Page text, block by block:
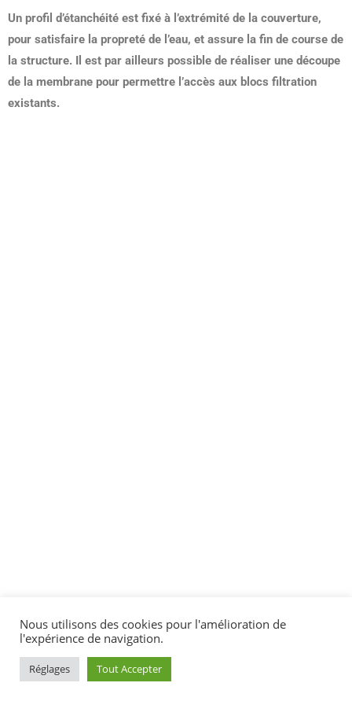
Un profil d’étanchéité est fixé à l’extrémité de la couverture,
pour satisfaire la propreté de l’eau, et assure la fin de course de
la structure. Il est par ailleurs possible de réaliser une découpe
de la membrane pour permettre l’accès aux blocs filtration
existants.
Nous utilisons des cookies pour l'amélioration de
l'expérience de navigation.
Réglages Tout Accepter